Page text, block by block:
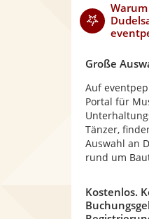
Warum
Große
Auf
Portal für
Tänzer,
Auswahl an
rund um
Kostenlos.